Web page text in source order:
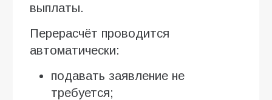
выплаты.
Перерасчёт проводится
автоматически:
подавать заявление не
требуется;